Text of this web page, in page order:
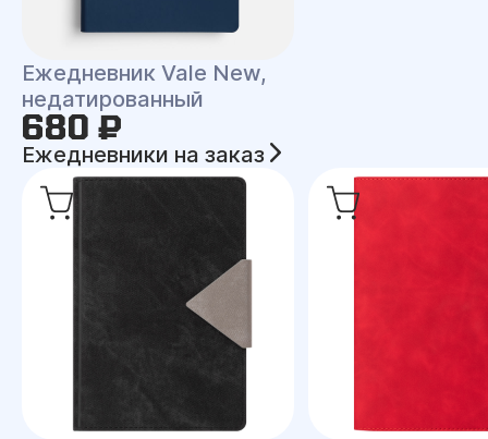
Ежедневник Vale New,
недатированный
680 ₽
Ежедневники на заказ